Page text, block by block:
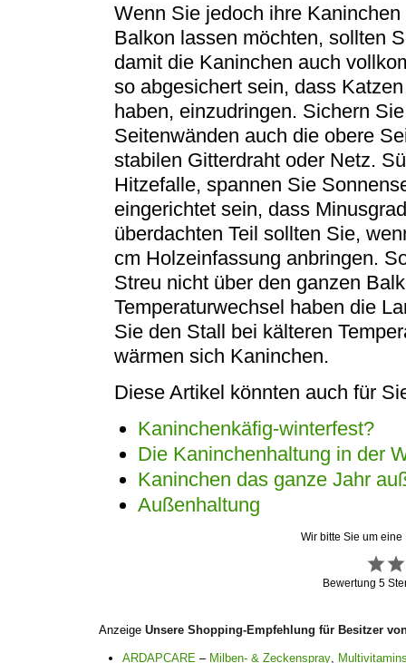
Wenn Sie jedoch ihre
Balkon lassen möchten, sollten
damit die Kaninchen auch
so abgesichert sein, dass
haben, einzudringen. Sichern
Seitenwänden auch die obere
stabilen Gitterdraht oder Netz.
Hitzefalle, spannen Sie
eingerichtet sein, dass
überdachten Teil sollten Sie,
cm Holzeinfassung anbringen.
Streu nicht über den ganzen
Temperaturwechsel haben die
Sie den Stall bei kälteren
wärmen sich Kaninchen.
Diese Artikel könnten auch für
Kaninchenkäfig-winterfest?
Die Kaninchenhaltung in der
Kaninchen das ganze Jahr
Außenhaltung
Wir bitte Sie um
Bewertung5
AnzeigeUnsere Shopping-Empfehlung für Besitzer
ARDAPCARE – Milben- & Zeckenspray